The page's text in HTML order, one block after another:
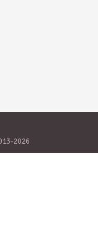
2026